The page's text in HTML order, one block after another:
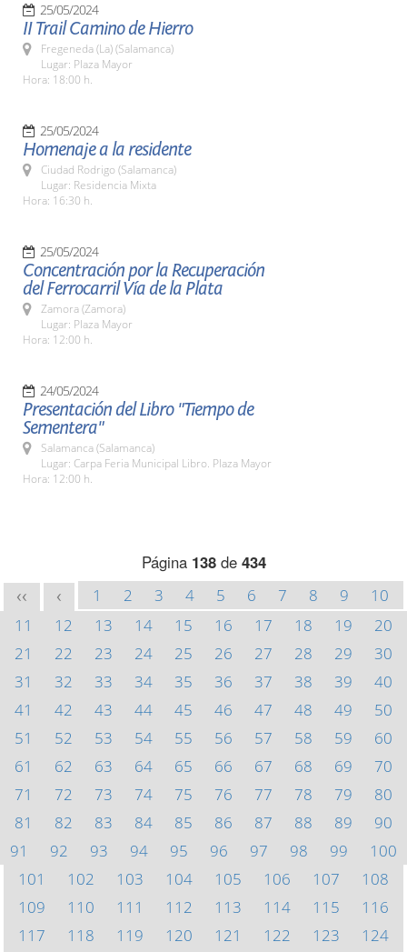
25/05/2024
II Trail Camino de Hierro
Fregeneda (La) (Salamanca)
Lugar: Plaza Mayor
Hora: 18:00 h.
25/05/2024
Homenaje a la residente
Ciudad Rodrigo (Salamanca)
Lugar: Residencia Mixta
Hora: 16:30 h.
25/05/2024
Concentración por la Recuperación
del Ferrocarril Vía de la Plata
Zamora (Zamora)
Lugar: Plaza Mayor
Hora: 12:00 h.
24/05/2024
Presentación del Libro "Tiempo de
Sementera"
Salamanca (Salamanca)
Lugar: Carpa Feria Municipal Libro. Plaza Mayor
Hora: 12:00 h.
Página 138de 434
<< < 1 2 3 4 5 6 7 8 9
10
11
12 13 14 15 16 17 18 19
20
21
22 23 24 25 26 27 28 29
30
31
32 33 34 35 36 37 38 39
40
41
42 43 44 45 46 47 48 49
50
51
52 53 54 55 56 57 58 59
60
61
62 63 64 65 66 67 68 69
70
71
72 73 74 75 76 77 78 79
80
81
82 83 84 85 86 87 88 89
90
91
92 93 94 95 96 97 98 99
100
101
102 103 104 105 106 107
108
109
110 111 112 113 114 115
116
117
118 119 120 121 122 123
124